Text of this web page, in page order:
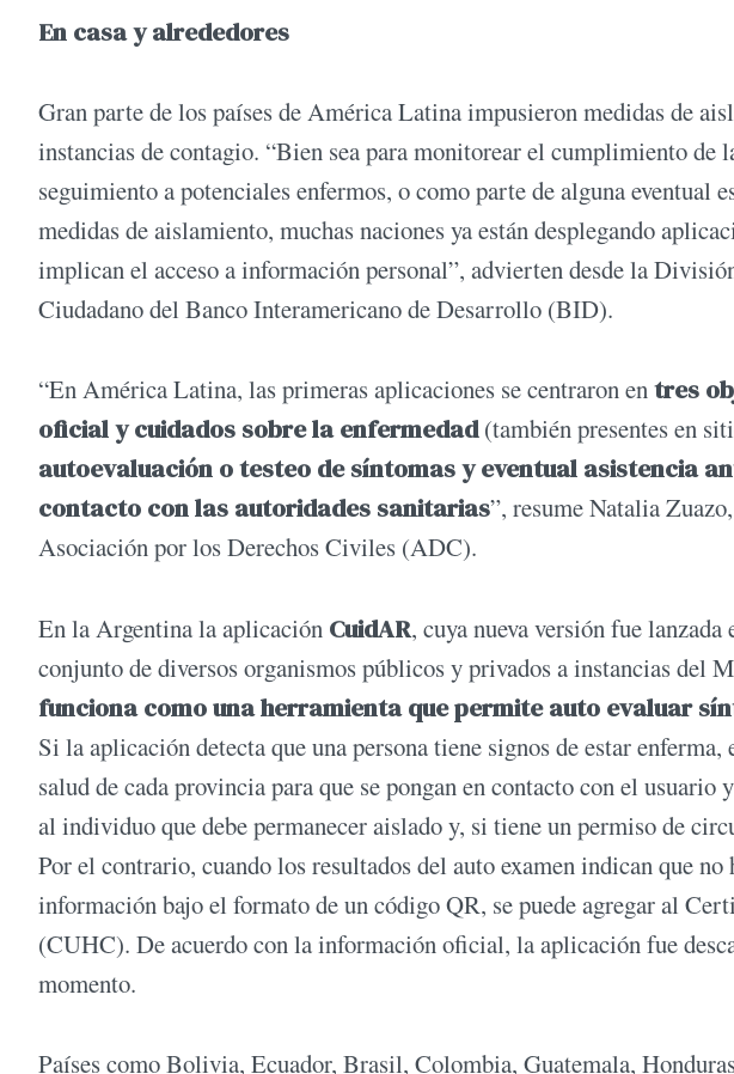
En casa y alrededores
Gran parte de los países de América Latina impusieron medidas de
instancias de contagio. “Bien sea para monitorear el cumplimiento de
seguimiento a potenciales enfermos, o como parte de alguna eventual
medidas de aislamiento, muchas naciones ya están desplegando
implican el acceso a información personal”, advierten desde la
Ciudadano del Banco Interamericano de Desarrollo (BID).
“En América Latina, las primeras aplicaciones se centraron entres
oficial y cuidados sobre la enfermedad(también presentes en
autoevaluación o testeo de síntomas y eventual asistencia
contacto con las autoridades sanitarias”, resume Natalia
Asociación por los Derechos Civiles (ADC).
En la Argentina la aplicación CuidAR, cuya nueva versión fue
conjunto de diversos organismos públicos y privados a instancias del
funciona como una herramienta que permite auto evaluar
Si la aplicación detecta que una persona tiene signos de estar
salud de cada provincia para que se pongan en contacto con el
al individuo que debe permanecer aislado y, si tiene un permiso de
Por el contrario, cuando los resultados del auto examen indican que
información bajo el formato de un código QR, se puede agregar al
(CUHC). De acuerdo con la información oficial, la aplicación fue
momento.
Países como Bolivia, Ecuador, Brasil, Colombia, Guatemala,